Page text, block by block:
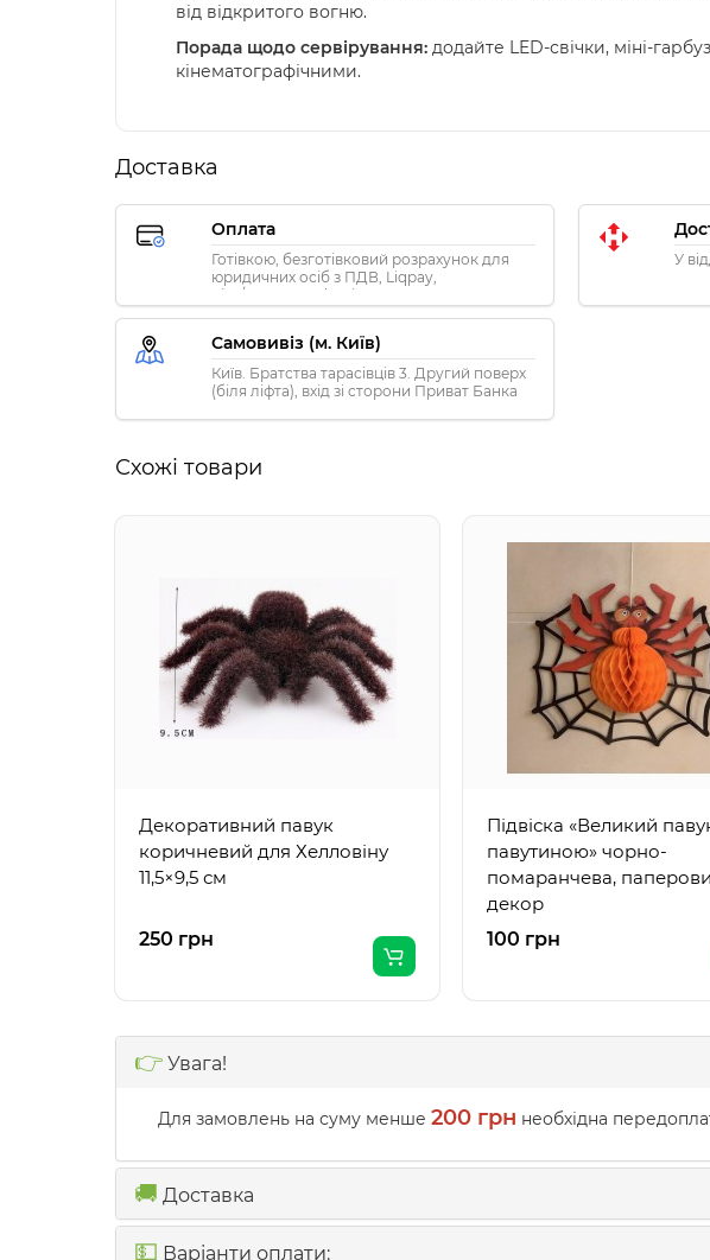
від відкритого вогню.
Порада щодо сервірування: додайте LED-свічки, міні-
кінематографічними.
Доставка
Оплата
Готівкою, безготівковий розрахунок для
юридичних осіб з ПДВ, Liqpay,
Visa/MasterCard, Privat24
У
Самовивіз (м. Київ)
Київ. Братства тарасівців 3. Другий поверх
(біля ліфта), вхід зі сторони Приват Банка
Схожі товари
Декоративний павук
коричневий для Хелловіну
11,5×9,5 см
250 грн
Підвіска «Великий
павутиною» чорно-
помаранчева,
декор
100 грн
👉 Увага!
Для замовлень на суму менше 200 грн необхідна
🚚 Доставка
💵 Варіанти оплати: